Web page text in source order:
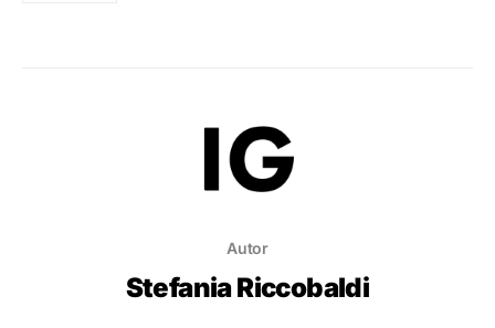
Autor
Stefania Riccobaldi